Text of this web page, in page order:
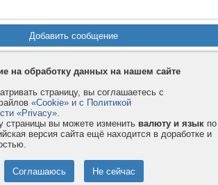
Privacy и Cookie
Правила и условия
Помощь
2026VMESTE.EU - Все права защищены.
на обработку данных на нашем сайте
страницу, вы соглашаетесь с
«Cookie» и с Политикой
«Privacy».
страницы вы можете изменить валюту и язык по
версия сайта ещё находится в доработке и